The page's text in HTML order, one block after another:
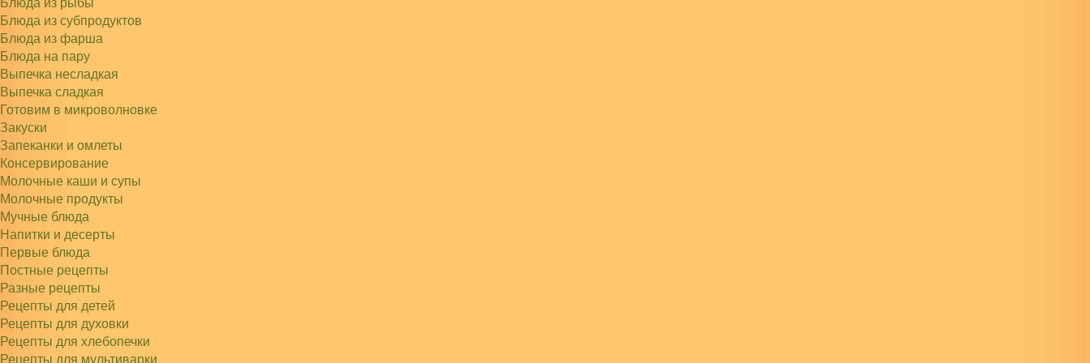
Блюда из рыбы
Блюда из субпродуктов
Блюда из фарша
Блюда на пару
Выпечка несладкая
Выпечка сладкая
Готовим в микроволновке
Закуски
Запеканки и омлеты
Консервирование
Молочные каши и супы
Молочные продукты
Мучные блюда
Напитки и десерты
Первые блюда
Постные рецепты
Разные рецепты
Рецепты для детей
Рецепты для духовки
Рецепты для хлебопечки
Рецепты для мультиварки